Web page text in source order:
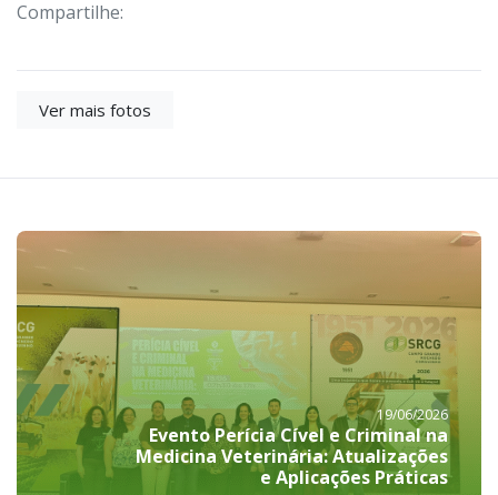
Compartilhe:
Ver mais fotos
19/06/2026
Evento Perícia Cível e Criminal na
Medicina Veterinária: Atualizações
e Aplicações Práticas